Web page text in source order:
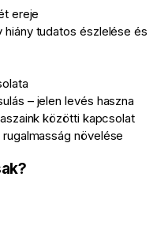
ereje
hiány tudatos észlelése és
– jelen levés haszna
közötti kapcsolat
növelése